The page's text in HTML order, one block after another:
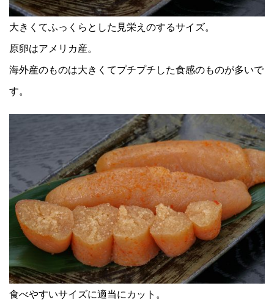
大きくてふっくらとした見栄えのするサイズ。
原卵はアメリカ産。
海外産のものは大きくてプチプチした食感のものが多いで
す。
食べやすいサイズに適当にカット。